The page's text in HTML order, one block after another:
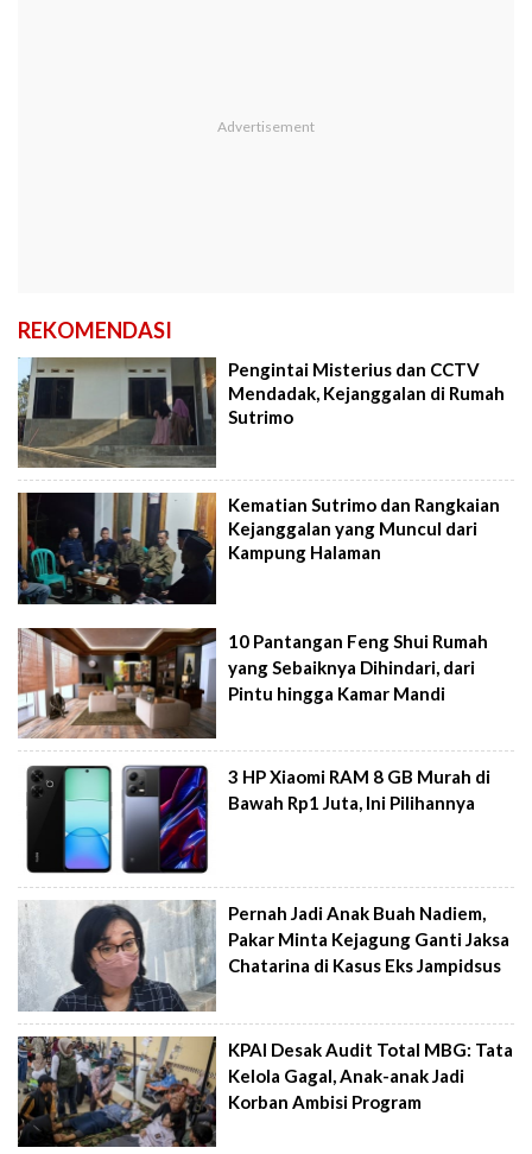
REKOMENDASI
Pengintai Misterius dan CCTV
Mendadak, Kejanggalan di Rumah
Sutrimo
Kematian Sutrimo dan Rangkaian
Kejanggalan yang Muncul dari
Kampung Halaman
10 Pantangan Feng Shui Rumah
yang Sebaiknya Dihindari, dari
Pintu hingga Kamar Mandi
3 HP Xiaomi RAM 8 GB Murah di
Bawah Rp1 Juta, Ini Pilihannya
Pernah Jadi Anak Buah Nadiem,
Pakar Minta Kejagung Ganti Jaksa
Chatarina di Kasus Eks Jampidsus
KPAI Desak Audit Total MBG: Tata
Kelola Gagal, Anak-anak Jadi
Korban Ambisi Program